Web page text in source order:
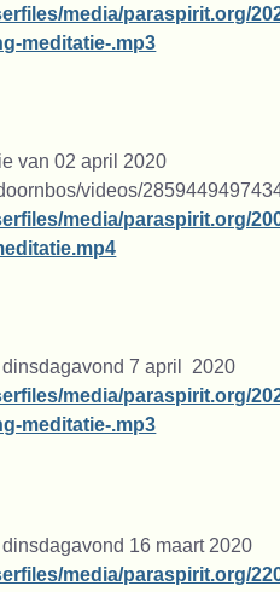
media/paraspirit.org/
meditatie-.mp3
van 02 april 2020
videos/
media/paraspirit.org/
7 april 2020
media/paraspirit.org/
meditatie-.mp3
16 maart 2020
media/paraspirit.org/